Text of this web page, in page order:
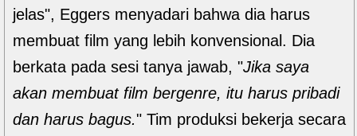
jelas", Eggers menyadari bahwa dia harus
membuat film yang lebih konvensional. Dia
berkata pada sesi tanya jawab, "Jika saya
akan membuat film bergenre, itu harus pribadi
dan harus bagus." Tim produksi bekerja secara